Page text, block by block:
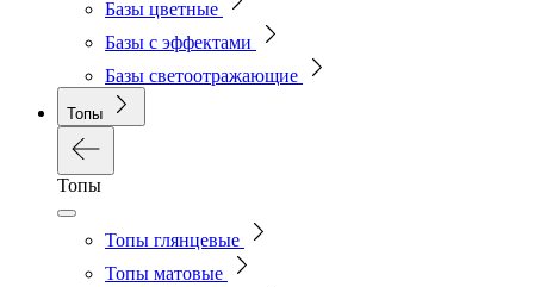
Базы цветные
Базы с эффектами
Базы светоотражающие
Топы
Топы
Топы глянцевые
Топы матовые